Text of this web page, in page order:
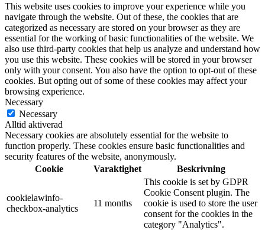
This website uses cookies to improve your experience while you
navigate through the website. Out of these, the cookies that are
categorized as necessary are stored on your browser as they are
essential for the working of basic functionalities of the website. We
also use third-party cookies that help us analyze and understand how
you use this website. These cookies will be stored in your browser
only with your consent. You also have the option to opt-out of these
cookies. But opting out of some of these cookies may affect your
browsing experience.
Necessary
Necessary
Alltid aktiverad
Necessary cookies are absolutely essential for the website to
function properly. These cookies ensure basic functionalities and
security features of the website, anonymously.
Cookie
Varaktighet Beskrivning
cookielawinfo-
checkbox-analytics
11 months
This cookie is set by GDPR
Cookie Consent plugin. The
cookie is used to store the user
consent for the cookies in the
category "Analytics".